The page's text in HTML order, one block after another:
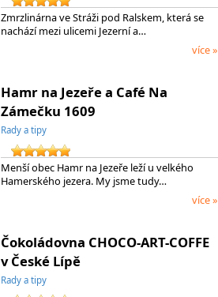
Zmrzlinárna ve Stráži pod Ralskem, která se
nachází mezi ulicemi Jezerní a…
více »
Hamr na Jezeře a Café Na
Zámečku 1609
Rady a tipy
Menší obec Hamr na Jezeře leží u velkého
Hamerského jezera. My jsme tudy…
více »
Čokoládovna CHOCO-ART-COFFE
v České Lípě
Rady a tipy